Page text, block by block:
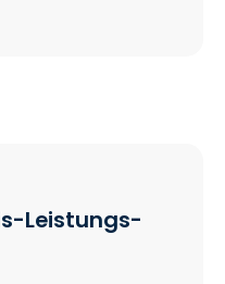
Leistungs-